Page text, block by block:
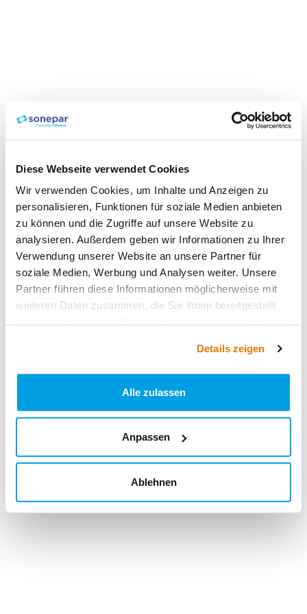
Diese Webseite verwendet Cookies
Wir verwenden Cookies, um Inhalte und Anzeigen zu
personalisieren, Funktionen für soziale Medien anbieten
zu können und die Zugriffe auf unsere Website zu
analysieren. Außerdem geben wir Informationen zu Ihrer
Verwendung unserer Website an unsere Partner für
soziale Medien, Werbung und Analysen weiter. Unsere
Partner führen diese Informationen möglicherweise mit
weiteren Daten zusammen, die Sie ihnen bereitgestellt
Details zeigen
Alle zulassen
Anpassen
Ablehnen